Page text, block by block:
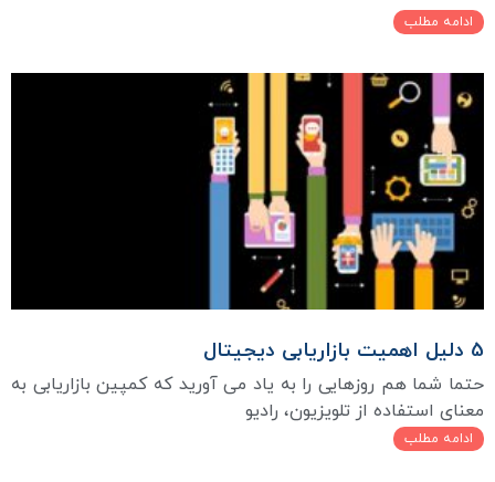
ادامه مطلب
5 دلیل اهمیت بازاریابی دیجیتال
حتما شما هم روزهایی را به یاد می آورید که کمپین بازاریابی به
معنای استفاده از تلویزیون، رادیو
ادامه مطلب